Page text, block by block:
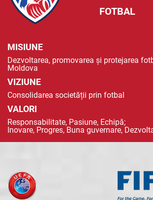
FOTBAL
MISIUNE
Dezvoltarea, promovarea și protejarea
Moldova
VIZIUNE
Consolidarea societății prin fotbal
VALORI
Responsabilitate, Pasiune, Echipă;
Inovare, Progres, Buna guvernare,